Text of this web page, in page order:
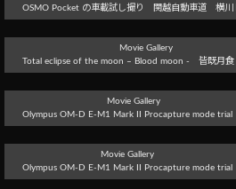
OSMO Pocket の車載試し撮り 関越自動車道 横川
Movie Gallery
Total eclipse of the moon – Blood moon - 皆既月
Movie Gallery
Olympus OM-D E-M1 Mark II Procapture mode trial
Movie Gallery
Olympus OM-D E-M1 Mark II Procapture mode trial